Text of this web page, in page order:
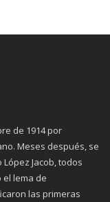
de 1914 por
Meses después, se
Jacob, todos
el lema de
las primeras